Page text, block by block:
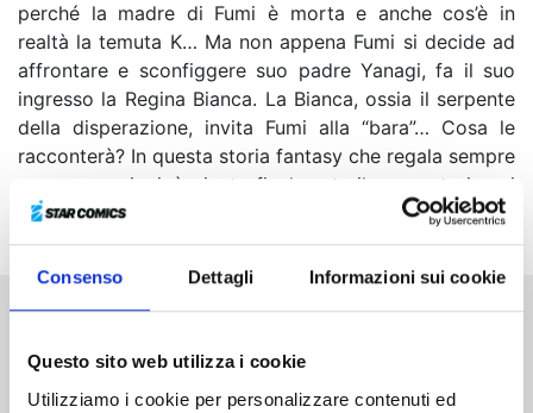
Consenso Dettagli Informazioni sui cookie
Questo sito web utilizza i cookie
Utilizziamo i cookie per personalizzare contenuti ed
perché la madre di Fumi è morta e anche cos’è in
realtà la temuta K… Ma non appena Fumi si decide ad
affrontare e sconfiggere suo padre Yanagi, fa il suo
ingresso la Regina Bianca. La Bianca, ossia il serpente
della disperazione, invita Fumi alla “bara”… Cosa le
racconterà? In questa storia fantasy che regala sempre
nuove emozioni, è giunto finalmente il momento in cui
Fumi e la Bianca si affronteranno ad armi pari…!
Altri volumi della serie